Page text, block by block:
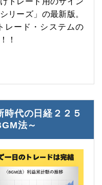
リーズ」の最新版。
レード・システムの
！
時代の日経２２５
法～